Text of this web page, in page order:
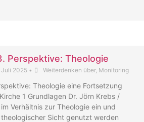
Perspektive: Theologie
Juli 2025 • Weiterdenken über, Monitoring
Theologie eine Fortsetzung
1 Grundlagen Dr. Jörn Krebs /
Verhältnis zur Theologie ein und
Sicht genutzt werden